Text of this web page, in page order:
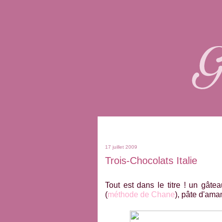
17 juillet 2009
Trois-Chocolats Italie
Tout est dans le titre ! un
(méthode de Chane), pâte